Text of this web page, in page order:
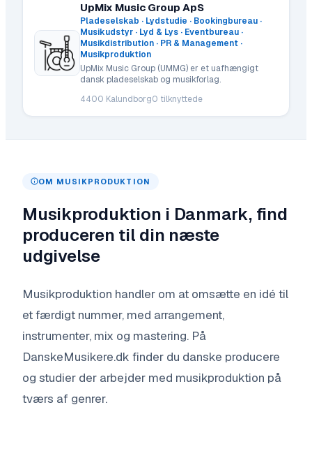
UpMix Music Group ApS
Pladeselskab · Lydstudie · Bookingbureau ·
Musikudstyr · Lyd & Lys · Eventbureau ·
Musikdistribution · PR & Management ·
Musikproduktion
UpMix Music Group (UMMG) er et uafhængigt
dansk pladeselskab og musikforlag.
4400 Kalundborg0 tilknyttede
OM MUSIKPRODUKTION
Musikproduktion i Danmark, find
produceren til din næste
udgivelse
Musikproduktion handler om at omsætte en idé til
et færdigt nummer, med arrangement,
instrumenter, mix og mastering. På
DanskeMusikere.dk finder du danske producere
og studier der arbejder med musikproduktion på
tværs af genrer.